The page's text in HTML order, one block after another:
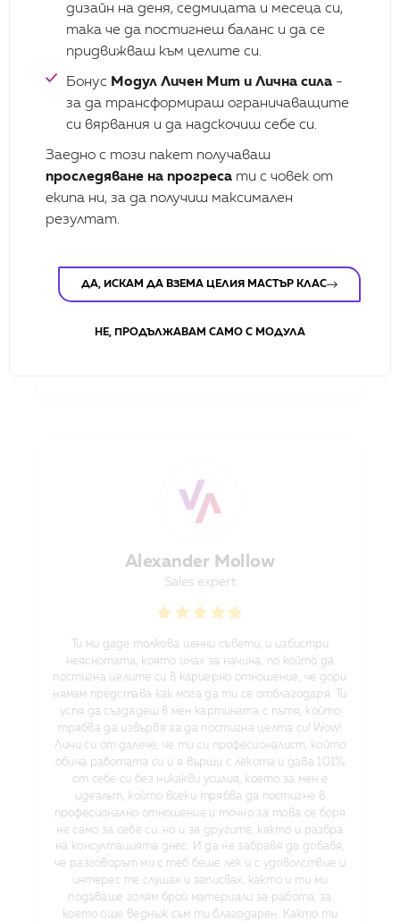
дизайн на деня, седмицата и месеца си,
така че да постигнеш баланс и да се
придвижваш към целите си.
Бонус Модул Личен Мит и Лична сила-
за да трансформираш ограничаващите
си вярвания и да надскочиш себе си.
Заедно с този пакет получаваш
проследяване на прогреса ти с човек от
екипа ни, за да получиш максимален
резултат.
ДА, ИСКАМ ДА ВЗЕМА ЦЕЛИЯ МАСТЪР КЛАС
НЕ, ПРОДЪЛЖАВАМ САМО С МОДУЛА
интерес те слушах и записвах, както и ти ми
подаваше голям брой материали за работа, за
което още веднъж съм ти благодарен. Както ти
казах в самата консултация, за мен тя е безценна!
Елица работи изклюително фокусирано и
Alexander Mollow
Sales expert
Ти ми даде толкова ценни съвети, и избистри
неяснотата, която имах за начина, по който да
постигна целите си в кариерно отношение, че дори
нямам представа как мога да ти се отблагодаря. Ти
успя да създадеш в мен картината с пътя, който
трябва да извървя за да постигна целта си! Wow!
Личи си от далече, че ти си професионалист, който
обича работата си и я върши с лекота и дава 101%
от себе си без никакви усилия, което за мен е
идеалът, който всеки трябва да постигне в
професионално отношение и точно за това се боря
не само за себе си. но и за другите, както и разбра
на консултацията днес. И да не забравя да добавя,
че разговорът ми с теб беше лек и с удоволствие и
интерес те слушах и записвах, както и ти ми
подаваше голям брой материали за работа, за
което още веднъж съм ти благодарен. Както ти